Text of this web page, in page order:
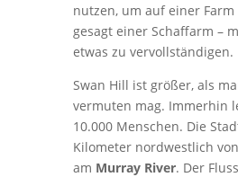
nutzen, um auf einer Farm
gesagt einer Schaffarm –
etwas zu vervollständigen.
Swan Hill ist größer, als
vermuten mag. Immerhin
10.000 Menschen. Die
Kilometer nordwestlich
am Murray River. Der